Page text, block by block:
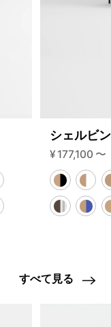
シェルビ
¥ 177,100 〜
すべて見る